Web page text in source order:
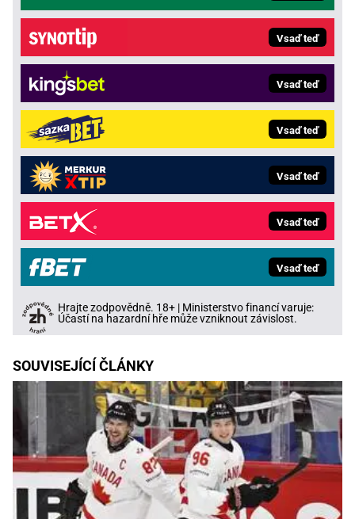
Vsaď teď
Vsaď teď
Vsaď teď
Vsaď teď
Vsaď teď
Vsaď teď
Hrajte zodpovědně. 18+ | Ministerstvo financí varuje:
Účastí na hazardní hře může vzniknout závislost.
SOUVISEJÍCÍ ČLÁNKY